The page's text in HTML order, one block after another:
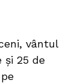
vântul
și 25 de